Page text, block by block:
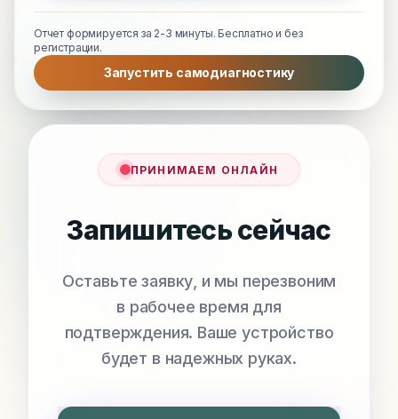
Отчет формируется за 2-3 минуты. Бесплатно и без
регистрации.
Запустить самодиагностику
ПРИНИМАЕМ ОНЛАЙН
Запишитесь сейчас
Оставьте заявку, и мы перезвоним
в рабочее время для
подтверждения. Ваше устройство
будет в надежных руках.